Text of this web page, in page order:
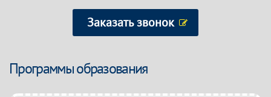
Заказать звонок
Программы образования